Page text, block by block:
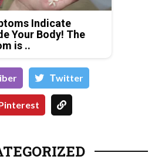
Indicate
Your Body! The
is ..
Тwitter